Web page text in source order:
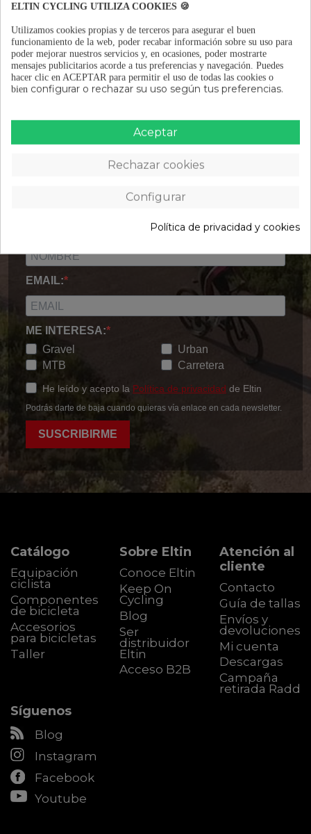
ÚNETE A LA
COMUNIDAD
KEEP ON CYCLING
más en nuestra Newsletter.
Suscríbete y recibe un 10% de descuento en tu
EMAIL:
ME INTERESA:
Gravel
MTB
Urban
Carretera
He leído y acepto la Política de privacidad de Eltin
Podrás darte de baja cuando quieras vía enlace en cada newsletter.
SUSCRIBIRME
Catálogo
Equipación
ciclista
Componentes
de bicicleta
Accesorios
para bicicletas
Taller
Sobre Eltin
Conoce Eltin
Keep On
Cycling
Blog
Ser
distribuidor
Eltin
Acceso B2B
Atención al
cliente
Contacto
Guía de tallas
Envíos y
devoluciones
Mi cuenta
Descargas
Campaña
retirada Radd
Síguenos
Blog
Instagram
Facebook
Youtube
ELTIN CYCLING UTILIZA COOKIES 🍪
Utilizamos cookies propias y de terceros para asegurar el buen
funcionamiento de la web, poder recabar información sobre su uso para
poder mejorar nuestros servicios y, en ocasiones, poder mostrarte
mensajes publicitarios acorde a tus preferencias y navegación. Puedes
hacer clic en ACEPTAR para permitir el uso de todas las cookies o
bien configurar o rechazar su uso según tus preferencias.
Aceptar
Rechazar cookies
Configurar
Política de privacidad y cookies